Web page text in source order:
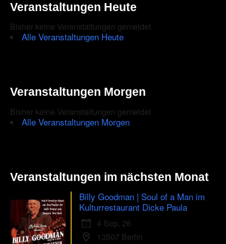
Veranstaltungen Heute
Bisher keine Veranstaltungen gemeldet
Alle Veranstaltungen Heute
Veranstaltungen Morgen
Bisher keine Veranstaltungen gemeldet
Alle Veranstaltungen Morgen
Veranstaltungen im nächsten Monat
Billy Goodman | Soul of a Man im
Kulturrestaurant Dicke Paula
4 Sep. 26
13507 Berlin